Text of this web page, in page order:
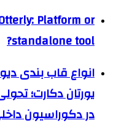
Platform or
standalone tool?
انواع قاب بندی
یورتان دکارت؛
در دکوراسیون